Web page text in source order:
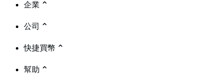
企業
公司
快捷買幣
幫助